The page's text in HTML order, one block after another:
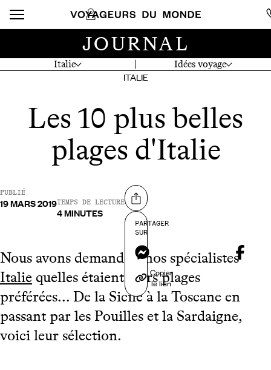
Italie Idées voyage
JOURNAL
ITALIE
Les 10 plus belles
plages d'Italie
PUBLIÉ
19 MARS 2019TEMPS DE LECTURE
4 MINUTES
Partager sur
PARTAGER
SUR
Messenger
Copier
le lien
Nous avons demandé à nos spécialistes
Italie quelles étaient leurs plages
préférées... De la Sicile à la Toscane en
passant par les Pouilles et la Sardaigne,
voici leur sélection.